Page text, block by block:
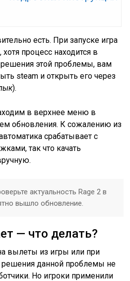
есть. При запуске игра
процесс находится в
решения этой проблемы, вам
steam и открыть его через
).
в верхнее меню в
обновления. К сожалению из
срабатывает с
так что качать
актуальность Rage 2 в
вышло обновление.
— что делать?
вылеты из игры или при
решения данной проблемы не
Но игроки применили